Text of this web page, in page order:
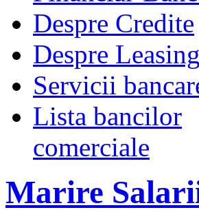
Despre Credite
Despre Leasing
Servicii
Lista bancilor
comerciale
Marire